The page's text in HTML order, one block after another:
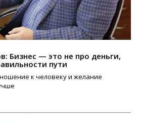
Бизнес — это не про деньги,
пути
к человеку и желание